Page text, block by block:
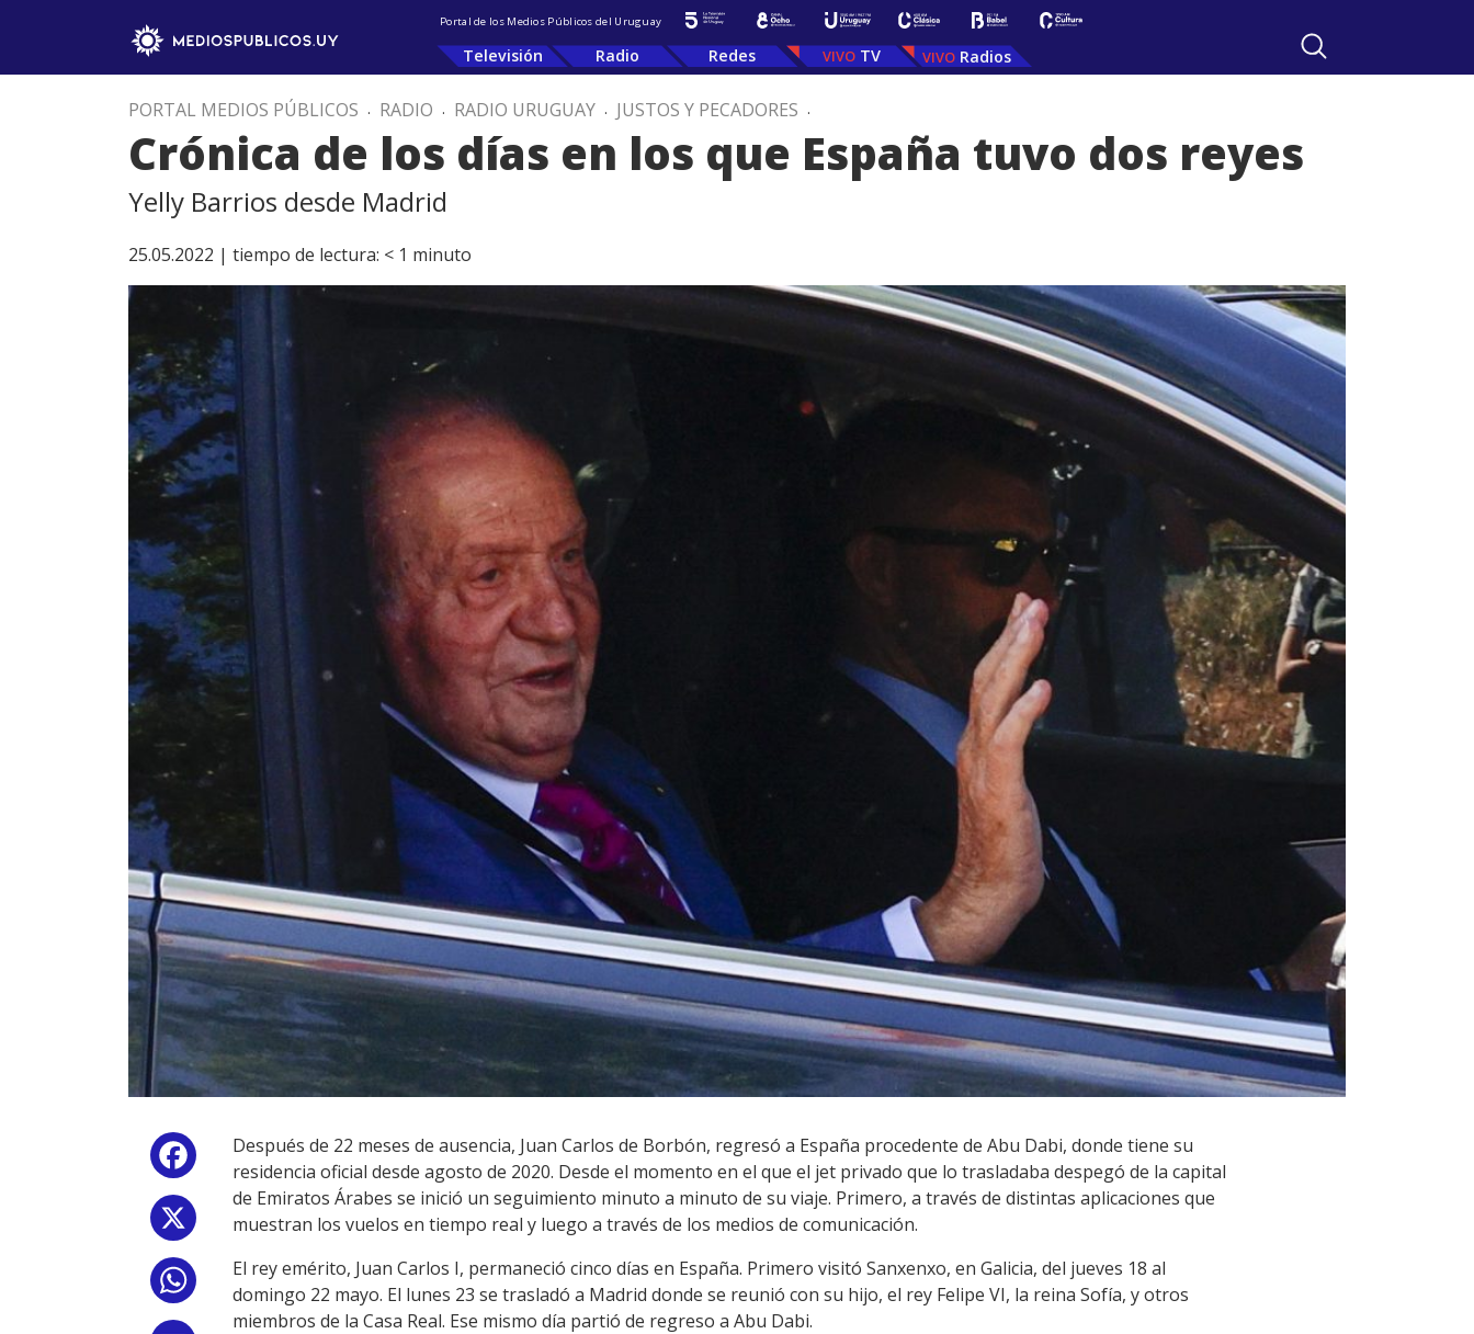
Portal de los Medios Públicos del Uruguay
Televisión Radio Redes TV Radios
PORTAL MEDIOS PÚBLICOS . RADIO . RADIO URUGUAY . JUSTOS Y PECADORES .
Crónica de los días en los que España tuvo dos reyes
Yelly Barrios desde Madrid
25.05.2022 | tiempo de lectura: < 1 minuto
Facebook
WhatsApp
Después de 22 meses de ausencia, Juan Carlos de Borbón, regresó a España procedente de Abu Dabi, donde tiene su
residencia oficial desde agosto de 2020. Desde el momento en el que el jet privado que lo trasladaba despegó de la capital
de Emiratos Árabes se inició un seguimiento minuto a minuto de su viaje. Primero, a través de distintas aplicaciones que
muestran los vuelos en tiempo real y luego a través de los medios de comunicación.
El rey emérito, Juan Carlos I, permaneció cinco días en España. Primero visitó Sanxenxo, en Galicia, del jueves 18 al
domingo 22 mayo. El lunes 23 se trasladó a Madrid donde se reunió con su hijo, el rey Felipe VI, la reina Sofía, y otros
miembros de la Casa Real. Ese mismo día partió de regreso a Abu Dabi.